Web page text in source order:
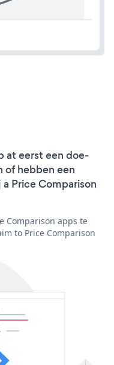
at eerst een doe-
of hebben een
Price Comparison
Comparison apps te
to Price Comparison